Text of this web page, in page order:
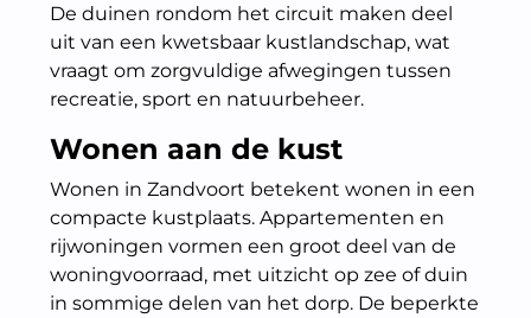
De duinen rondom het circuit maken deel
uit van een kwetsbaar kustlandschap, wat
vraagt om zorgvuldige afwegingen tussen
recreatie, sport en natuurbeheer.
Wonen aan de kust
Wonen in Zandvoort betekent wonen in een
compacte kustplaats. Appartementen en
rijwoningen vormen een groot deel van de
woningvoorraad, met uitzicht op zee of duin
in sommige delen van het dorp. De beperkte